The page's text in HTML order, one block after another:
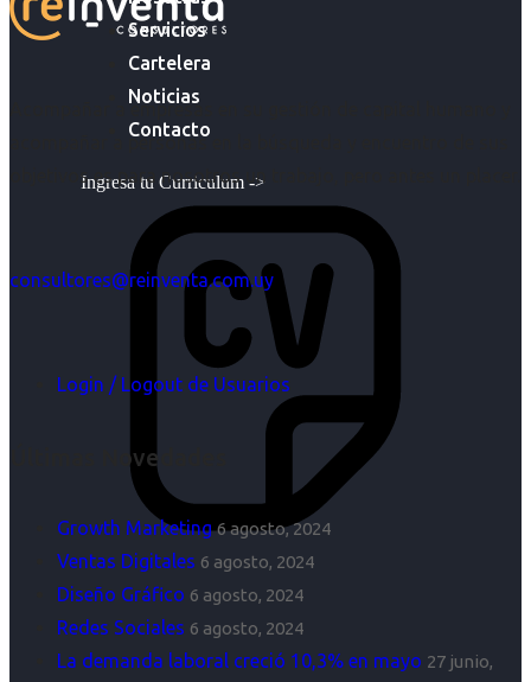
Servicios
Cartelera
Noticias
Contacto
Ingresa tu Curriculum ->
Acompañar a empresas en su gestión de capital humano y
acompañar a personas en la búsqueda y encuentro de sus
objetivos es para nosotros un trabajo, pero antes un placer.
consultores@reinventa.com.uy
Login / Logout de Usuarios
Últimas Novedades
Growth Marketing 6 agosto, 2024
Ventas Digitales 6 agosto, 2024
Diseño Gráfico 6 agosto, 2024
Redes Sociales 6 agosto, 2024
La demanda laboral creció 10,3% en mayo 27 junio,